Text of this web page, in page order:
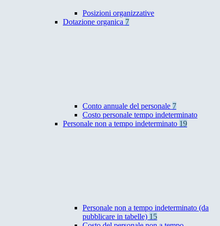
Posizioni organizzative
Dotazione organica 7
Conto annuale del personale 7
Costo personale tempo indeterminato
Personale non a tempo indeterminato 19
Personale non a tempo indeterminato (da
pubblicare in tabelle) 15